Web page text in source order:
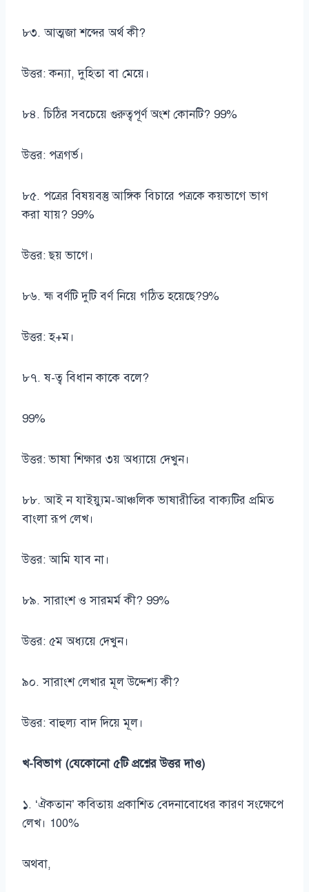
৮৩. আত্মজা শব্দের অর্থ কী?
উত্তর: কন্যা, দুহিতা বা মেয়ে।
৮৪. চিঠির সবচেয়ে গুরুত্বপূর্ণ অংশ কোনটি? 99%
উত্তর: পত্রগর্ভ।
৮৫. পত্রের বিষয়বস্তু আঙ্গিক বিচারে পত্রকে কয়ভাগে ভাগ
করা যায়? 99%
উত্তর: ছয় ভাগে।
৮৬. হ্ম বর্ণটি দুটি বর্ণ নিয়ে গঠিত হয়েছে?9%
উত্তর: হ+ম।
৮৭. ষ-ত্ব বিধান কাকে বলে?
99%
উত্তর: ভাষা শিক্ষার ৩য় অধ্যায়ে দেখুন।
৮৮. আই ন যাইয়্যুম-আঞ্চলিক ভাষারীতির বাক্যটির প্রমিত
বাংলা রূপ লেখ।
উত্তর: আমি যাব না।
৮৯. সারাংশ ও সারমর্ম কী? 99%
উত্তর: ৫ম অধ্যয়ে দেখুন।
৯০. সারাংশ লেখার মূল উদ্দেশ্য কী?
উত্তর: বাহুল্য বাদ দিয়ে মূল।
খ-বিভাগ (যেকোনো ৫টি প্রশ্নের উত্তর দাও)
১. ‘ঐকতান’ কবিতায় প্রকাশিত বেদনাবোধের কারণ সংক্ষেপে
লেখ। 100%
অথবা,